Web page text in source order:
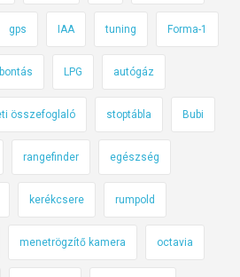
gps IAA tuning Forma-1
LPG autógáz
összefoglaló stoptábla Bubi
rangefinder egészség
kerékcsere rumpold
menetrögzítő kamera octavia